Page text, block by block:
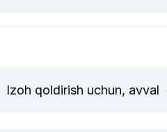
Izoh qoldirish uchun, avval